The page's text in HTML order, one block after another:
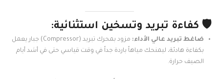
🛡️ كفاءة تبريد وتسخين استثنائية:
ضاغط تبريد عالي الأداء:
مزود بمحرك تبريد (Compressor) جبار يعمل
بكفاءة هادئة، ليمنحك مياهاً باردة جداً في وقت قياسي حتى في أشد أيام
الصيف حرارة.